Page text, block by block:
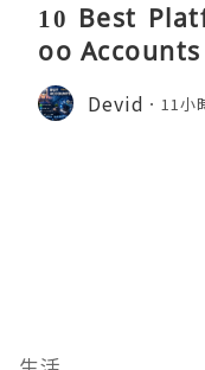
10 Best
oo Accounts
Devid 11小